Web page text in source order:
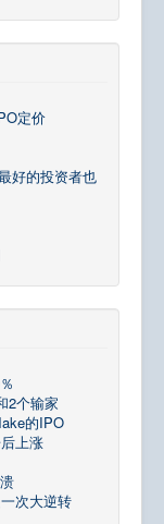
定价
好的投资者也
2个输家
的IPO
上涨
次大逆转